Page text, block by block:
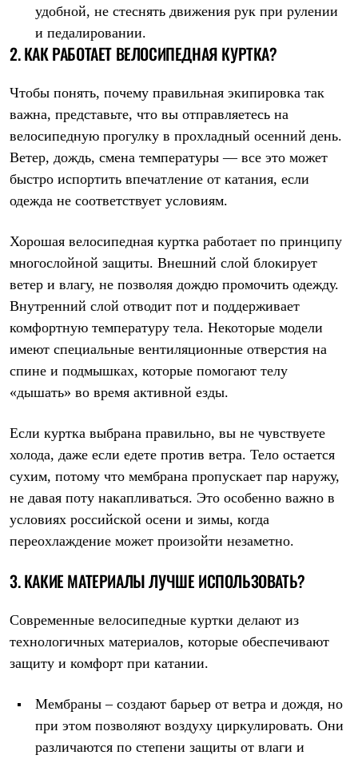
Софтшелл одежда
Куртки
Брюки
Лёгкая одежда
Толстовки
Брюки
Теплое термобелье
Среднее термобелье
Легкое термобелье
Флисовая одежда
Куртки
Детская одежда
Утепленная пухом
Комбинезоны
Куртки
Брюки
Утепленная синтетикой
Комбинезоны
Брюки
Лёгкая одежда
Толстовки
Софтшелл одежда
Флисовая одежда
Куртки
Брюки
Жилеты
Комбинезоны
Термобелье
Палатки и тенты
Тенты
Аксессуары для палаток
Рюкзаки
Экспедиционные
Легкоходные
Городские
Аксессуары для рюкзаков
Спальные мешки
Пуховые
удобной, не стеснять движения рук при рулении
и педалировании.
2. КАК РАБОТАЕТ ВЕЛОСИПЕДНАЯ КУРТКА?
Чтобы понять, почему правильная экипировка так
важна, представьте, что вы отправляетесь на
велосипедную прогулку в прохладный осенний день.
Ветер, дождь, смена температуры — все это может
быстро испортить впечатление от катания, если
одежда не соответствует условиям.
Хорошая велосипедная куртка работает по принципу
многослойной защиты. Внешний слой блокирует
ветер и влагу, не позволяя дождю промочить одежду.
Внутренний слой отводит пот и поддерживает
комфортную температуру тела. Некоторые модели
имеют специальные вентиляционные отверстия на
спине и подмышках, которые помогают телу
«дышать» во время активной езды.
Если куртка выбрана правильно, вы не чувствуете
холода, даже если едете против ветра. Тело остается
сухим, потому что мембрана пропускает пар наружу,
не давая поту накапливаться. Это особенно важно в
условиях российской осени и зимы, когда
переохлаждение может произойти незаметно.
3. КАКИЕ МАТЕРИАЛЫ ЛУЧШЕ ИСПОЛЬЗОВАТЬ?
Современные велосипедные куртки делают из
технологичных материалов, которые обеспечивают
защиту и комфорт при катании.
Мембраны – создают барьер от ветра и дождя, но
при этом позволяют воздуху циркулировать. Они
различаются по степени защиты от влаги и